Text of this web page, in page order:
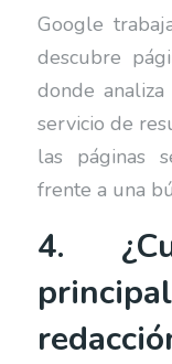
Google
descubre
donde
servicio de
las páginas
frente a una
4.